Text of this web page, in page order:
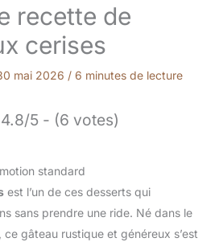
recette de
cerises
mai 2026 / 6 minutes de lecture
4.8/5 - (6 votes)
est l’un de ces desserts qui
sans prendre une ride. Né dans le
ce gâteau rustique et généreux s’est